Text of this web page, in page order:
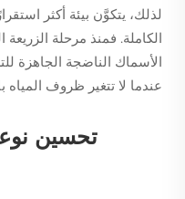
لذلك، يتكوَّن بيئة أكثر
الكاملة. فمنذ مرحلة
الأسماك الناضجة
عندما لا تتغير ظروف المياه
تحسين